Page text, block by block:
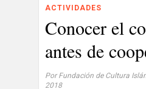
ACTIVIDADES
Conocer el
antes de
Por Fundación de Cultura
2018